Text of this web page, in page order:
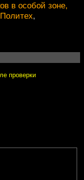
в особой зоне,
,
проверки